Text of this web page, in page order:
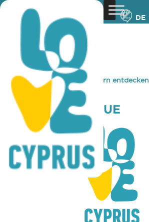
DE
You are here: Home »Zypern entdecken
1888 EVENT VENUE
1888 EVENT VENUE